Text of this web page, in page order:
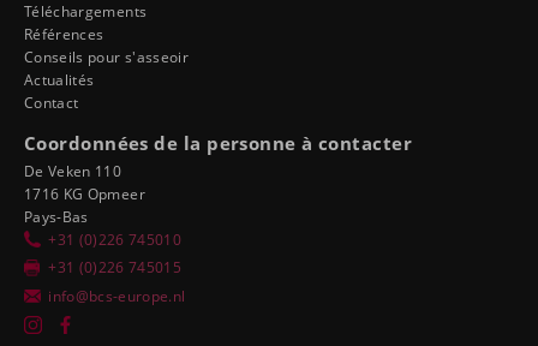
Téléchargements
Références
Conseils pour s'asseoir
Actualités
Contact
Coordonnées de la personne à contacter
De Veken 110
1716 KG Opmeer
Pays-Bas
+31 (0)226 745010
+31 (0)226 745015
info@bcs-europe.nl